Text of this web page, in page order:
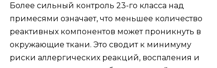
Более сильный контроль 23-го класса над
примесями означает, что меньшее количество
реактивных компонентов может проникнуть в
окружающие ткани. Это сводит к минимуму
риски аллергических реакций, воспаления и